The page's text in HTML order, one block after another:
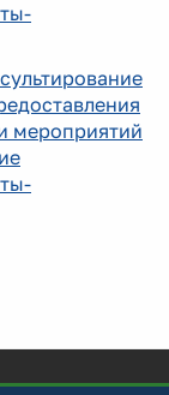
мероприятий